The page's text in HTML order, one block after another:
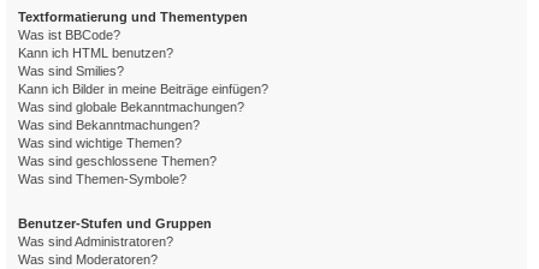
Textformatierung und Thementypen
Was ist BBCode?
Kann ich HTML benutzen?
Was sind Smilies?
Kann ich Bilder in meine Beiträge einfügen?
Was sind globale Bekanntmachungen?
Was sind Bekanntmachungen?
Was sind wichtige Themen?
Was sind geschlossene Themen?
Was sind Themen-Symbole?
Benutzer-Stufen und Gruppen
Was sind Administratoren?
Was sind Moderatoren?